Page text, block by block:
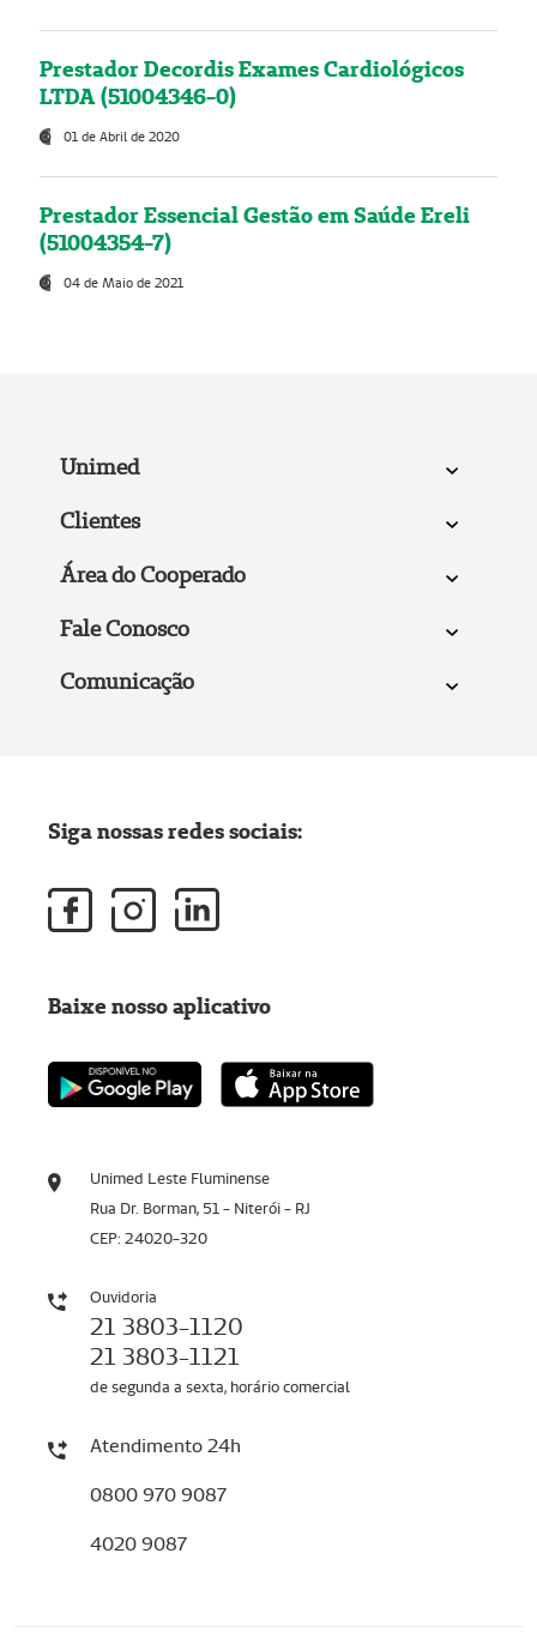
Prestador Decordis Exames Cardiológicos
LTDA (51004346-0)
01 de Abril de 2020
Prestador Essencial Gestão em Saúde Ereli
(51004354-7)
04 de Maio de 2021
Unimed
Clientes
Área do Cooperado
Fale Conosco
Comunicação
Unimed Leste Fluminense
Rua Dr. Borman, 51 - Niterói - RJ
CEP: 24020-320
Ouvidoria
21 3803-1120
21 3803-1121
de segunda a sexta, horário comercial
Atendimento 24h
0800 970 9087
4020 9087
Siga nossas redes sociais:
Baixe nosso aplicativo